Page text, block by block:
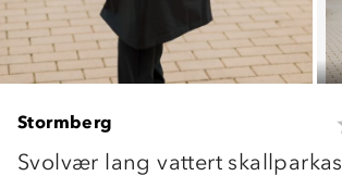
Stormberg
Svolvær lang vattert skallparkas